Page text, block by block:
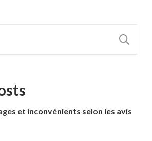
et inconvénients selon les avis